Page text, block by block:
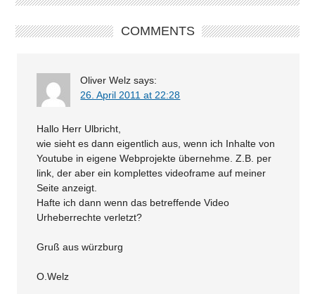
COMMENTS
Oliver Welzsays:
26. April 2011 at 22:28
Hallo Herr Ulbricht,
wie sieht es dann eigentlich aus, wenn ich Inhalte von
Youtube in eigene Webprojekte übernehme. Z.B. per
link, der aber ein komplettes videoframe auf meiner
Seite anzeigt.
Hafte ich dann wenn das betreffende Video
Urheberrechte verletzt?
Gruß aus würzburg
O.Welz